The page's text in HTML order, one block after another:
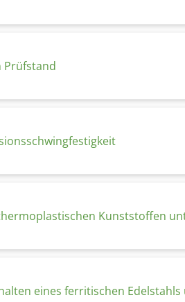
Prüfstand
Kunststoffen
eines ferritischen